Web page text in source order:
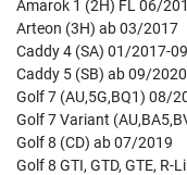
Amarok 1 (2H) FL 06/
Arteon (3H) ab 03/2017
Caddy 4 (SA) 01/2017-
Caddy 5 (SB) ab 09/2020
Golf 7 (AU,5G,BQ1) 08/
Golf 7 Variant
Golf 8 (CD) ab 07/2019
Golf 8 GTI, GTD, GTE, R-